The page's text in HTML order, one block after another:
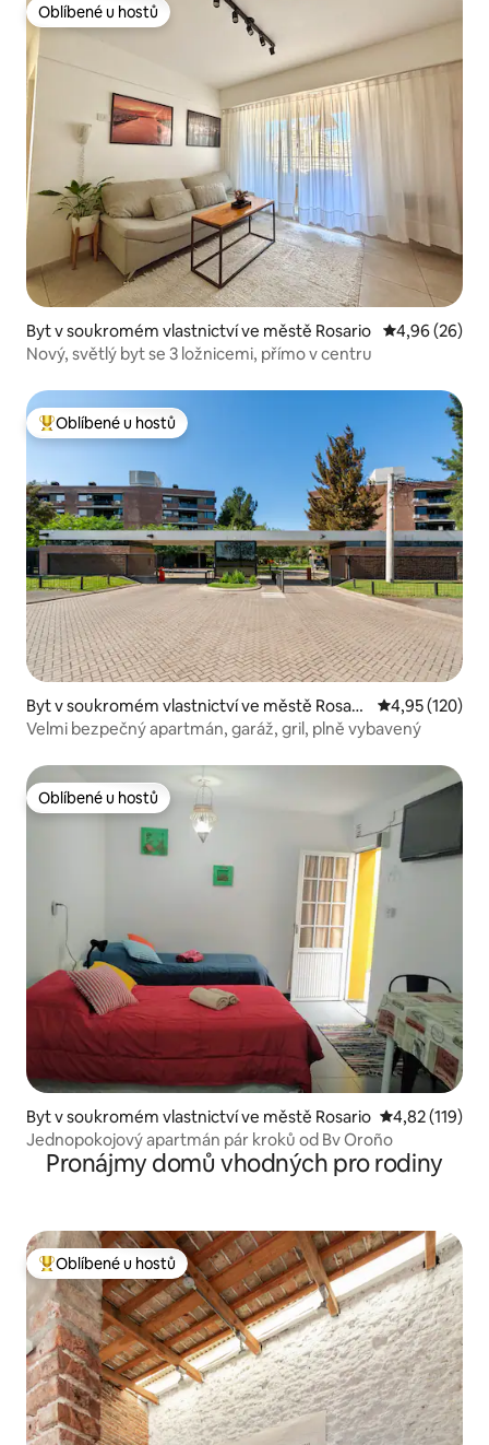
Oblíbené u hostů
Oblíbené u hostů
Byt v soukromém vlastnictví ve městě Rosario Průměrné
4,96 (26)
Nový, světlý byt se 3 ložnicemi, přímo v centru
Nejlepší v kategorii Oblíbené u hostů
Oblíbené u hostů
Byt v soukromém vlastnictví ve městě Rosari
o
Průměrné
4,95 (120)
Velmi bezpečný apartmán, garáž, gril, plně vybavený
Oblíbené u hostů
Oblíbené u hostů
Byt v soukromém vlastnictví ve městě Rosario Průměrné
4,82 (119)
Jednopokojový apartmán pár kroků od Bv Oroño
Pronájmy domů vhodných pro rodiny
Nejlepší v kategorii Oblíbené u hostů
Oblíbené u hostů